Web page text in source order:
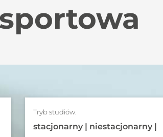
Tryb studiów:
stacjonarny | niestacjonarny |